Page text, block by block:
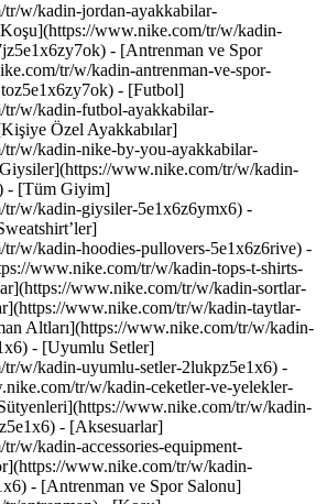
w/kadin-jordan-ayakkabilar-
www.nike.com/tr/w/kadin-
- [Antrenman ve Spor
tr/w/kadin-antrenman-ve-spor-
- [Futbol]
w/kadin-futbol-ayakkabilar-
Özel Ayakkabılar]
w/kadin-nike-by-you-ayakkabilar-
www.nike.com/tr/w/kadin-
- [Tüm Giyim]
w/kadin-giysiler-5e1x6z6ymx6) -
w/kadin-hoodies-pullovers-5e1x6z6rive) -
www.nike.com/tr/w/kadin-tops-t-shirts-
www.nike.com/tr/w/kadin-sortlar-
www.nike.com/tr/w/kadin-taytlar-
Altları](https://www.nike.com/tr/w/kadin-
- [Uyumlu Setler]
w/kadin-uyumlu-setler-2lukpz5e1x6) -
tr/w/kadin-ceketler-ve-yelekler-
www.nike.com/tr/w/kadin-
- [Aksesuarlar]
w/kadin-accessories-equipment-
www.nike.com/tr/w/kadin-
- [Antrenman ve Spor Salonu]